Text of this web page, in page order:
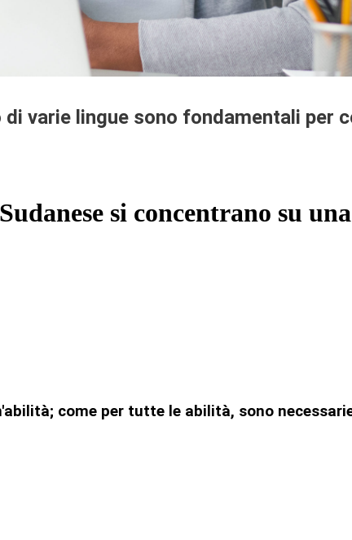
varie lingue sono fondamentali per
si concentrano su
come per tutte le abilità, sono